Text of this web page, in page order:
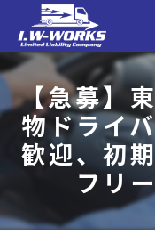
【急募】
物ドライ
歓迎、初
フリ